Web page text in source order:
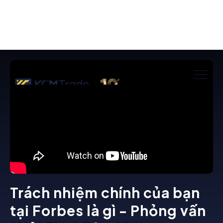
Trách nhiệm chính của bạn
tại Forbes là gì - Phỏng vấn